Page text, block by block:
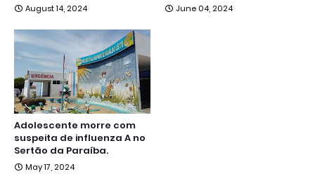
August 14, 2024 June 04, 2024
Adolescente morre com
suspeita de influenza A no
Sertão da Paraíba.
May 17, 2024